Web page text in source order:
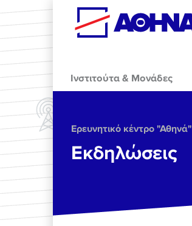
Skip to main content
Ινστιτούτα & Μονάδες
Ερευνητικό κέντρο "Αθηνά"
Εκδηλώσεις